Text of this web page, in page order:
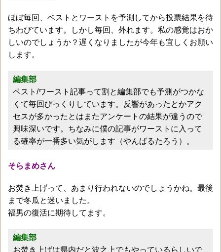
ほぼ毎回、ベストとワーストを予測してから投票結果を待
ちわびています。しかし毎回、外れます。私の感覚はおか
しいのでしょうか？遅くなりましたが今年も宜しくお願い
します。
編集部
ベスト/ワースト記事って割と編集部でも予測がつかな
くて毎回びっくりしています。反響があったとかアク
セスが多かったとはまたアンケートの結果が違うので
興味深いです。ちなみに僕の記事がワーストに入って
る確率が一番多い気がします（やんばるたろう）。
そらまめさん
お焚き上げって、あまり行われないのでしょうかね。最後
まで冬瓜と迷いました。
福男の復活に期待してます。
編集部
お焚き上げは県内だと波之上でもやっているらしいで